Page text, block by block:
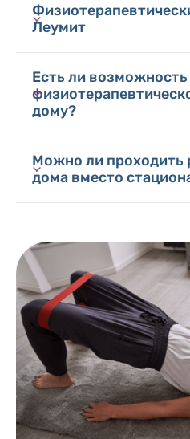
Леумит
Есть ли возможность
дому?
Можно ли проходить
дома вместо